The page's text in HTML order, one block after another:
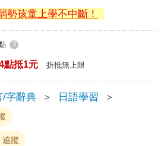
勢孩童上學不中斷！
?
點抵1元 折抵無上限
/字辭典 ＞ 日語學習
＞
追蹤